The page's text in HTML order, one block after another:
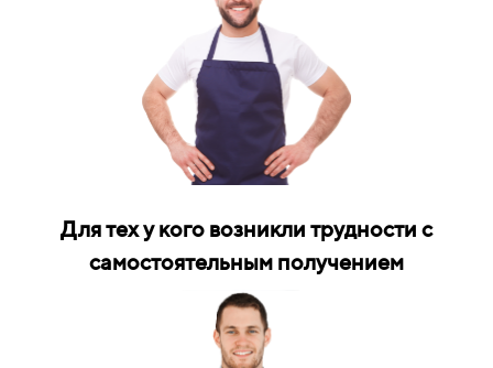
Для тех у кого возникли трудности с
самостоятельным получением